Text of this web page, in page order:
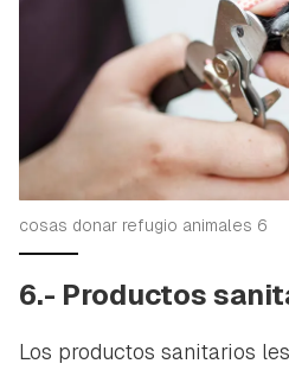
cosas donar refugio animales 6
6.- Productos
Los productos sanitarios